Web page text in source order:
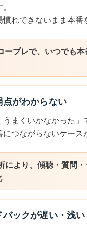
慣れできないまま本番
ープレで、いつでも
がわからない
うまくいかなかった」
につながらないケース
により、傾聴・質問
ックが遅い・浅い